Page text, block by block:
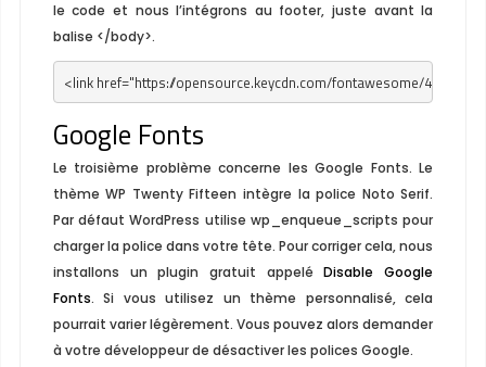
le code et nous l’intégrons au footer, juste avant la
balise </body>.
<link href="https://opensource.keycdn.com/fontawesome/4.5.0/
Google Fonts
Le troisième problème concerne les Google Fonts. Le
thème WP Twenty Fifteen intègre la police Noto Serif.
Par défaut WordPress utilise wp_enqueue_scripts pour
charger la police dans votre tête. Pour corriger cela, nous
installons un plugin gratuit appeléDisable Google
Fonts. Si vous utilisez un thème personnalisé, cela
pourrait varier légèrement. Vous pouvez alors demander
à votre développeur de désactiver les polices Google.